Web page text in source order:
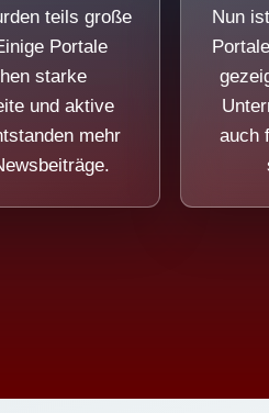
teils große
Portale
starke
und aktive
mehr
Nun
auch